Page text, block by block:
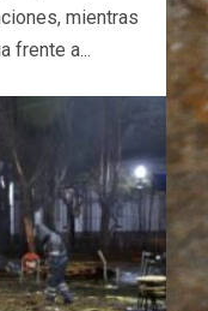
mientras
frente a...